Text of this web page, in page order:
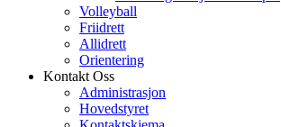
Volleyball
Friidrett
Allidrett
Orientering
Kontakt Oss
Administrasjon
Hovedstyret